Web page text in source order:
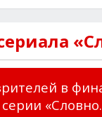
в
серии